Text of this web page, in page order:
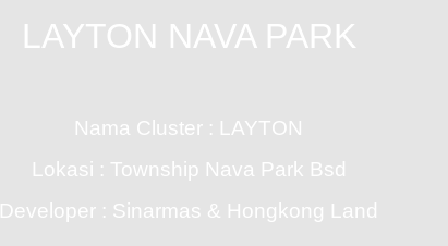
LAYTON NAVA PARK
Nama Cluster : LAYTON
Lokasi : Township Nava Park Bsd
Developer : Sinarmas & Hongkong Land